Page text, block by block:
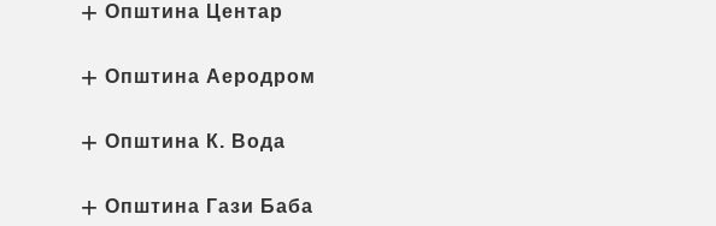
Општина Центар
Општина Аеродром
Општина К. Вода
Општина Гази Баба